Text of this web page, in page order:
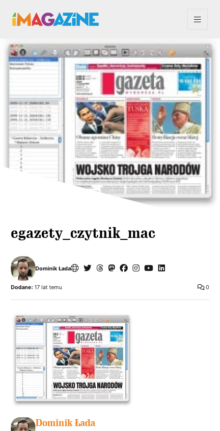
egazety_czytnik_mac
Dominik Łada
0
Dodane: 17 lat temu
Dominik Łada